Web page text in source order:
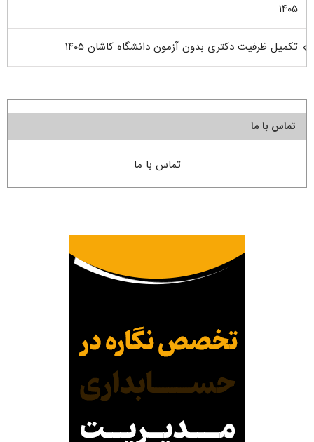
۱۴۰۵
تکمیل ظرفیت دکتری بدون آزمون دانشگاه کاشان ۱۴۰۵
تماس با ما
تماس با ما